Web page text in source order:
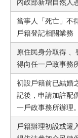
內政部新增自然人
當事人「死亡」不
戶籍登記相關業務
原住民身分取得 、
得向任一戶政事務
初設戶籍前已結婚
記後，申請加註配
一戶政事務所辦理。
戶籍辦理初設或遷